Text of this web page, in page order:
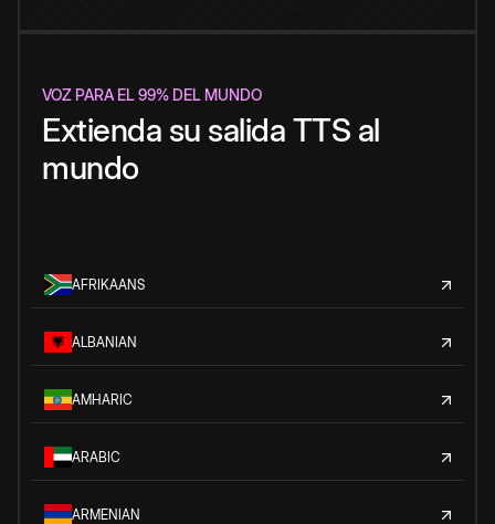
VOZ PARA EL 99% DEL MUNDO
Extienda su salida TTS al
mundo
AFRIKAANS
ALBANIAN
AMHARIC
ARABIC
ARMENIAN